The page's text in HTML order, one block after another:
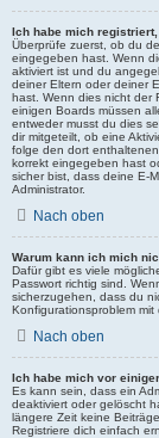
Ich habe mich
Überprüfe zuerst, ob du
eingegeben hast. Wenn
aktiviert ist und du
deiner Eltern oder deiner
hast. Wenn dies nicht der
einigen Boards müssen
entweder musst du dies
dir mitgeteilt, ob eine
folge den dort
korrekt eingegeben hast
sicher bist, dass deine E-
Administrator.
Nach oben
Warum kann ich mich
Dafür gibt es viele
Passwort richtig sind.
sicherzugehen, dass du
Konfigurationsproblem mit
Nach oben
Ich habe mich vor
Es kann sein, dass ein
deaktiviert oder gelöscht
längere Zeit keine
Registriere dich einfach